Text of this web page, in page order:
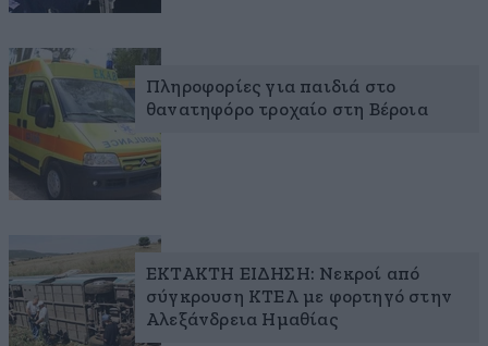
Πληροφορίες για παιδιά στο
θανατηφόρο τροχαίο στη Βέροια
ΕΚΤΑΚΤΗ ΕΙΔΗΣΗ: Νεκροί από
σύγκρουση ΚΤΕΛ με φορτηγό στην
Αλεξάνδρεια Ημαθίας